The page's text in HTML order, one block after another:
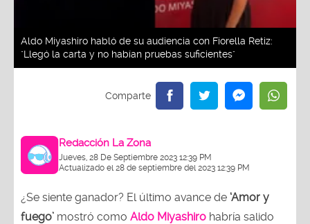
Aldo Miyashiro habló de su audiencia con Fiorella Retiz:
"Llegó la carta y no habían pruebas suficientes"
Redacción La Zona
Jueves, 28 De Septiembre 2023 12:39 PM
Actualizado el 28 de septiembre del 2023 12:39 PM
¿Se siente ganador? El último avance de ‘Amor y
fuego’ mostró como Aldo Miyashiro habría salido